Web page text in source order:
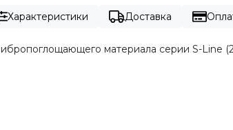
Характеристики Доставка
материала серии S-Line